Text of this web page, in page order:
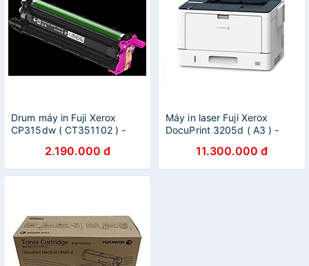
Drum máy in Fuji Xerox
CP315dw ( CT351102 ) -
2.190.000 đ
Máy in laser Fuji Xerox
DocuPrint 3205d ( A3 ) -
11.300.000 đ